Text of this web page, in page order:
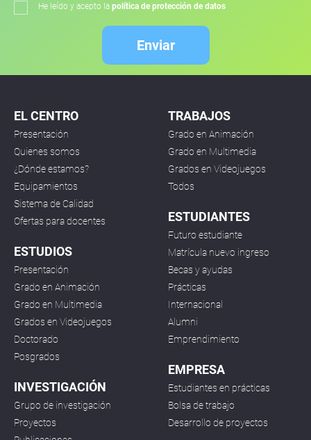
He leído y acepto la política de protección de datos
Enviar
EL CENTRO
Presentación
Quienes somos
¿Dónde estamos?
Equipamientos
Sistema de Calidad
Ofertas para docentes
ESTUDIOS
Presentación
Grado en Animación
Grado en Multimedia
Grados en Videojuegos
Doctorado
Posgrados
INVESTIGACIÓN
Grupo de investigación
Proyectos
TRABAJOS
Grado en Animación
Grado en Multimedia
Grados en Videojuegos
Todos
ESTUDIANTES
Futuro estudiante
Matrícula nuevo ingreso
Becas y ayudas
Prácticas
Internacional
Alumni
Emprendimiento
EMPRESA
Estudiantes en prácticas
Bolsa de trabajo
Desarrollo de proyectos